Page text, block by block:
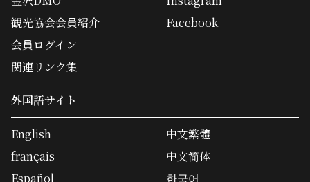
観光協会会員紹介
会員ログイン
関連リンク集
Facebook
外国語サイト
English
français
Español
中文繁體
中文简体
한국어